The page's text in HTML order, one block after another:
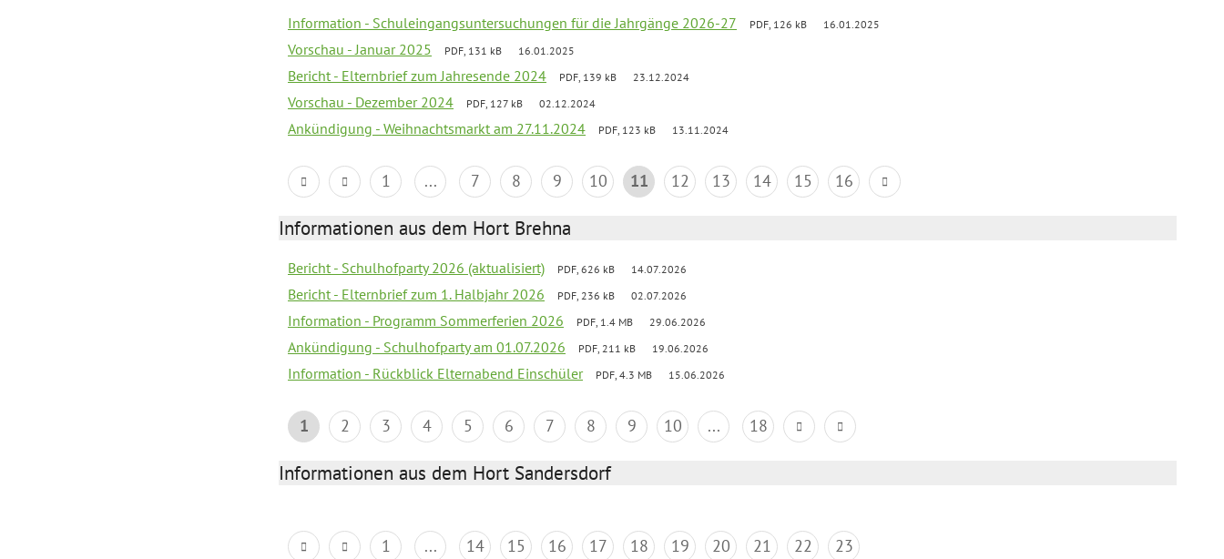
Information - Schuleingangsuntersuchungen für die Jahrgänge 2026-27 PDF, 126 kB 16.01.2025
Vorschau - Januar 2025 PDF, 131 kB 16.01.2025
Bericht - Elternbrief zum Jahresende 2024 PDF, 139 kB 23.12.2024
Vorschau - Dezember 2024 PDF, 127 kB 02.12.2024
Ankündigung - Weihnachtsmarkt am 27.11.2024 PDF, 123 kB 13.11.2024
1 ... 7 8 9 10 11 12 13 14 15 16
Informationen aus dem Hort Brehna
Bericht - Schulhofparty 2026 (aktualisiert) PDF, 626 kB 14.07.2026
Bericht - Elternbrief zum 1. Halbjahr 2026 PDF, 236 kB 02.07.2026
Information - Programm Sommerferien 2026 PDF, 1.4 MB 29.06.2026
Ankündigung - Schulhofparty am 01.07.2026 PDF, 211 kB 19.06.2026
Information - Rückblick Elternabend Einschüler PDF, 4.3 MB 15.06.2026
1 2 3 4 5 6 7 8 9 10 ... 18
Informationen aus dem Hort Sandersdorf
1 ... 14 15 16 17 18 19 20 21 22 23